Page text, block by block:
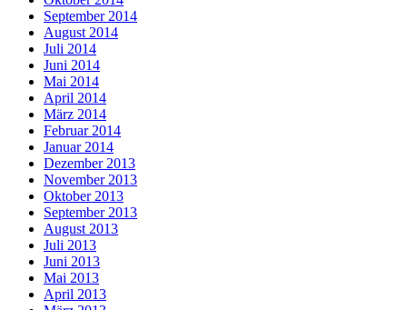
September 2014
August 2014
Juli 2014
Juni 2014
Mai 2014
April 2014
März 2014
Februar 2014
Januar 2014
Dezember 2013
November 2013
Oktober 2013
September 2013
August 2013
Juli 2013
Juni 2013
Mai 2013
April 2013